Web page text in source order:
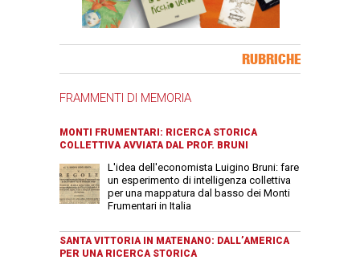
RUBRICHE
FRAMMENTI DI MEMORIA
MONTI FRUMENTARI: RICERCA STORICA
COLLETTIVA AVVIATA DAL PROF. BRUNI
L'idea dell'economista Luigino Bruni: fare
un esperimento di intelligenza collettiva
per una mappatura dal basso dei Monti
Frumentari in Italia
SANTA VITTORIA IN MATENANO: DALL’AMERICA
PER UNA RICERCA STORICA